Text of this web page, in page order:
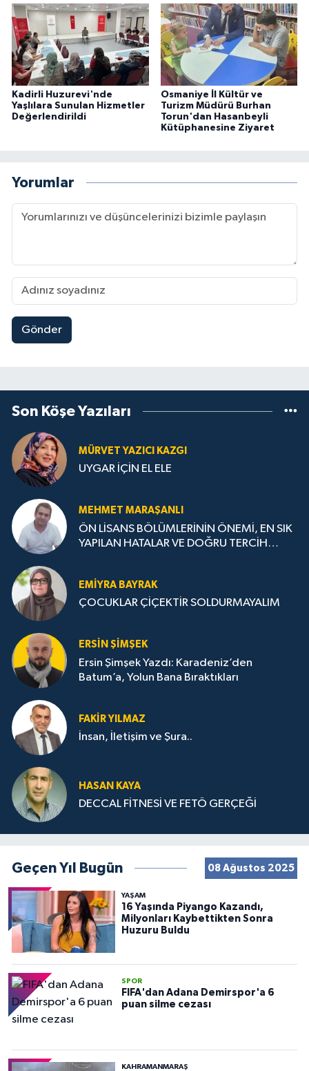
Kadirli Huzurevi'nde
Yaşlılara Sunulan Hizmetler
Değerlendirildi
Osmaniye İl Kültür ve
Turizm Müdürü Burhan
Torun'dan Hasanbeyli
Kütüphanesine Ziyaret
Yorumlar
Gönder
Son Köşe Yazıları
MÜRVET YAZICI KAZGI
UYGAR İÇİN EL ELE
MEHMET MARAŞANLI
ÖN LİSANS BÖLÜMLERİNİN ÖNEMİ, EN SIK
YAPILAN HATALAR VE DOĞRU TERCİH
EMIYRA BAYRAK
ÇOCUKLAR ÇİÇEKTİR SOLDURMAYALIM
ERSIN ŞIMŞEK
Ersin Şimşek Yazdı: Karadeniz’den
Batum’a, Yolun Bana Bıraktıkları
FAKIR YILMAZ
İnsan, İletişim ve Şura..
HASAN KAYA
DECCAL FİTNESİ VE FETÖ GERÇEĞİ
Geçen Yıl Bugün 08 Ağustos 2025
YAŞAM
16 Yaşında Piyango Kazandı,
Milyonları Kaybettikten Sonra
Huzuru Buldu
SPOR
FIFA'dan Adana Demirspor'a 6
puan silme cezası
KAHRAMANMARAŞ